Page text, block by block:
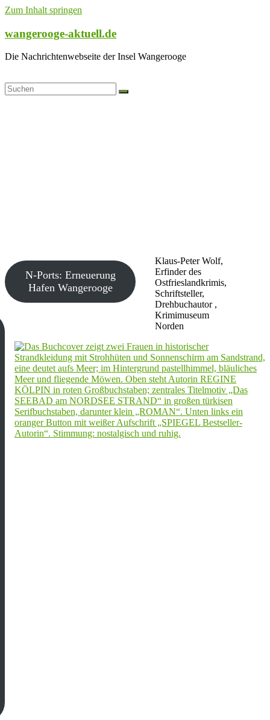
Zum Inhalt springen
wangerooge-aktuell.de
Die Nachrichtenwebseite der Insel Wangerooge
Klaus-Peter Wolf,
Erfinder des
Ostfrieslandkrimis,
Schriftsteller,
Drehbuchautor ,
Krimimuseum
Norden
N-Ports: Erneuerung
Hafen Wangerooge